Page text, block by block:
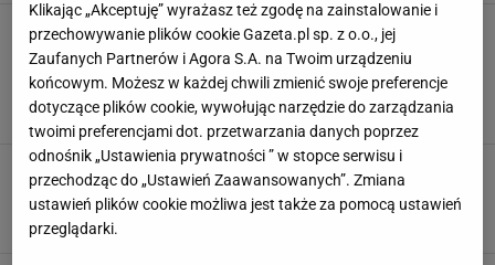
Ten patent pozwoli ci zaoszczędzić na
ogrzewaniu. Wystarczy, że umieścisz jedną
rzecz za kaloryferem
CENTRALNE OGRZEWANIE DOMOWE SPOSOBY
GRZEJNIKI
OGRZEWANIE
Must have na chłodne miesiące - dodatkowy
grzejnik do twojego domu
DOM GRZEJNIK GRZEJNIKI KALORYFER
Klikając „Akceptuję” wyrażasz też zgodę na zainstalowanie i
przechowywanie plików cookie Gazeta.pl sp. z o.o., jej
Zaufanych Partnerów i Agora S.A. na Twoim urządzeniu
końcowym. Możesz w każdej chwili zmienić swoje preferencje
dotyczące plików cookie, wywołując narzędzie do zarządzania
twoimi preferencjami dot. przetwarzania danych poprzez
odnośnik „Ustawienia prywatności ” w stopce serwisu i
przechodząc do „Ustawień Zaawansowanych”. Zmiana
ustawień plików cookie możliwa jest także za pomocą ustawień
przeglądarki.